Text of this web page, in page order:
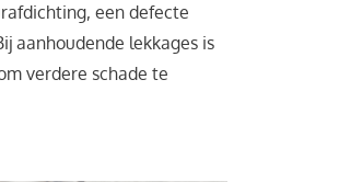
een defecte
aanhoudende lekkages is
verdere schade te